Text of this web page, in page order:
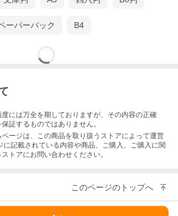
ーパーバック B4
度には万全を期しておりますが、その内容の正確
証するものではありません。
ページは、この商品を取り扱うストアによって運営
に記載されている内容や商品、ご購入 、ご購入に関
トアにお問い合わせください。
このページのトップへ